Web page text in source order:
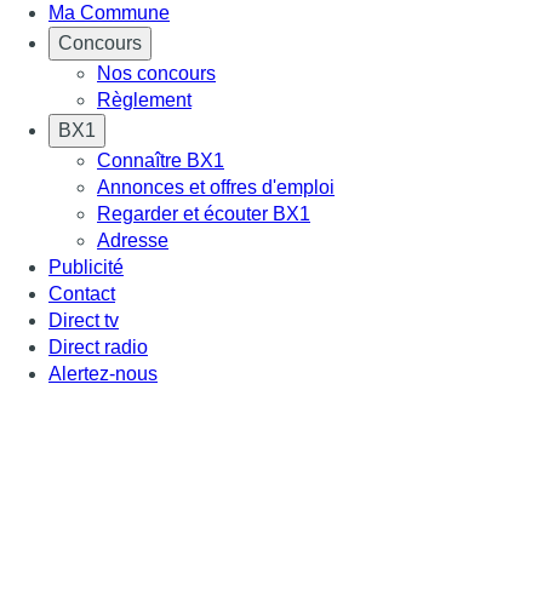
Ma Commune
Concours
Nos concours
Règlement
BX1
Connaître BX1
Annonces et offres d'emploi
Regarder et écouter BX1
Adresse
Publicité
Contact
Direct tv
Direct radio
Alertez-nous